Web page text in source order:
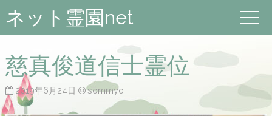
ネット霊園net
慈真俊道信士霊位
2019年6月24日 sommyo